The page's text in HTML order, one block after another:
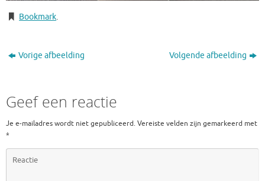
Bookmark.
Vorige afbeelding Volgende afbeelding
Geef een reactie
Je e-mailadres wordt niet gepubliceerd. Vereiste velden zijn gemarkeerd met
*